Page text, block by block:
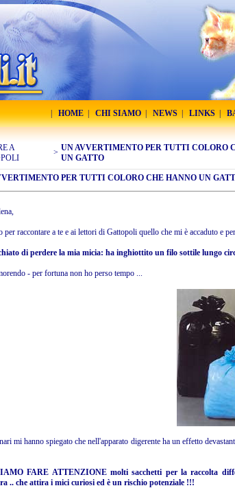
HOME CHI SIAMO NEWS LINKS
A
> UN AVVERTIMENTO PER TUTTI COLORO
UN GATTO
PER TUTTI COLORO CHE HANNO UN
per raccontare a te e ai lettori di Gattopoli quello che mi è accaduto e
di perdere la mia micia: ha inghiottito un filo sottile lungo
- per fortuna non ho perso tempo ...
mi hanno spiegato che nell'apparato digerente ha un effetto
FARE ATTENZIONE molti sacchetti per la raccolta
.. che attira i mici curiosi ed è un rischio potenziale !!!